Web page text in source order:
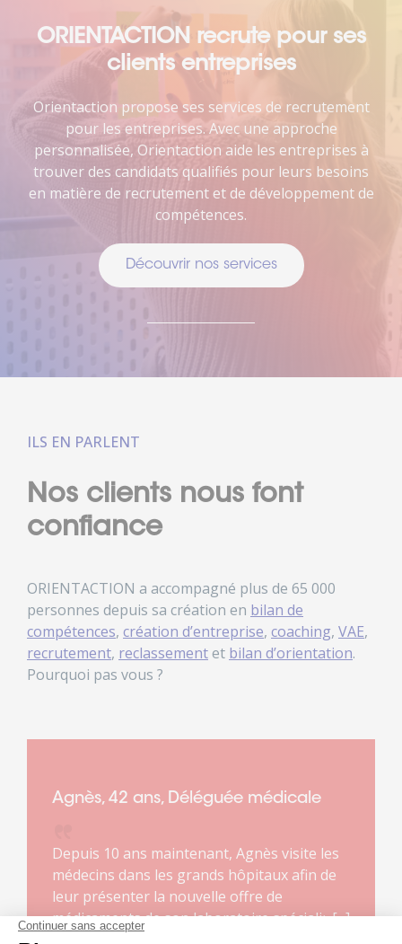
ORIENTACTION recrute pour ses
clients entreprises
Orientaction propose ses services de recrutement
pour les entreprises. Avec une approche
personnalisée, Orientaction aide les entreprises à
trouver des candidats qualifiés pour leurs besoins
en matière de recrutement et de développement de
compétences.
Découvrir nos services
ILS EN PARLENT
Nos clients nous font
confiance
ORIENTACTION a accompagné plus de 65 000
personnes depuis sa création en bilan de
compétences, création d’entreprise, coaching, VAE,
recrutement, reclassementet bilan d’orientation.
Pourquoi pas vous ?
Agnès, 42 ans, Déléguée médicale
Depuis 10 ans maintenant, Agnès visite les
médecins dans les grands hôpitaux afin de
leur présenter la nouvelle offre de
médicaments de son laboratoire spécialisé